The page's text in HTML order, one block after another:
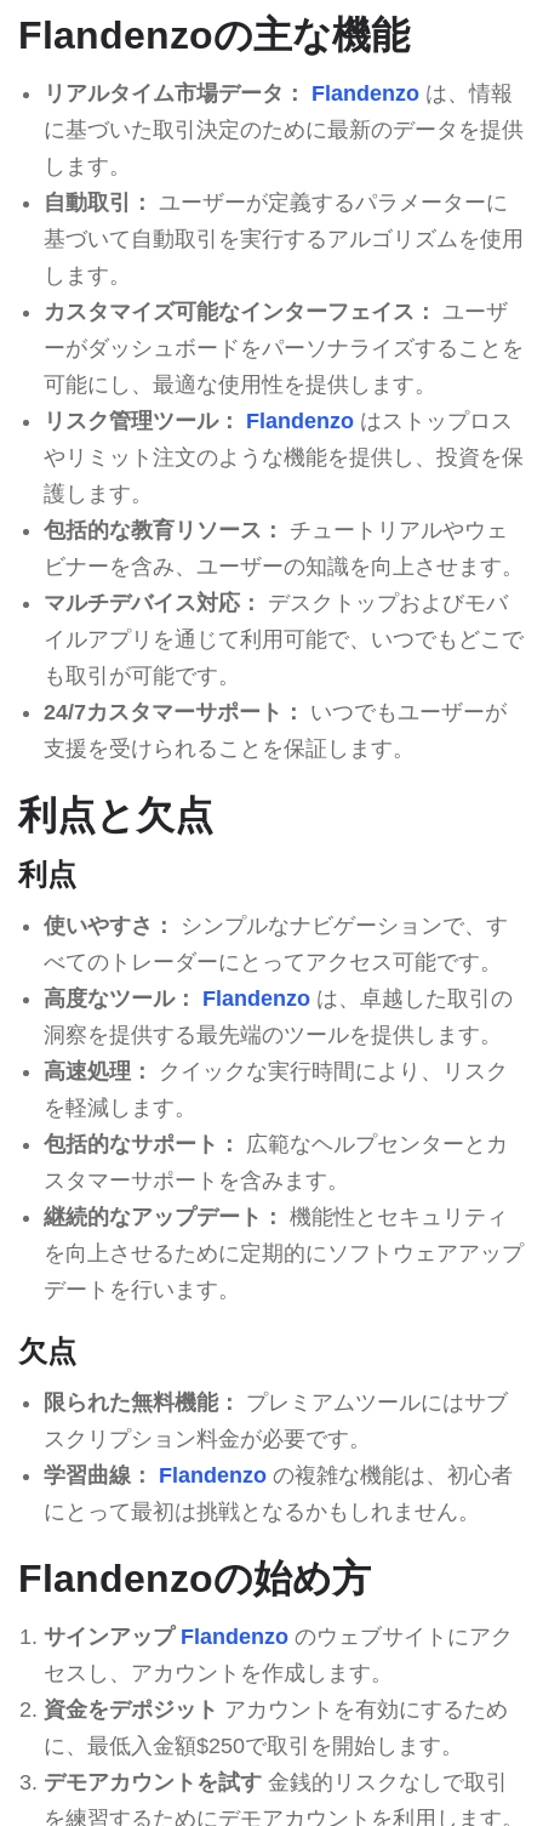
Flandenzoの主な機能
リアルタイム市場データ： Flandenzoは、情報
に基づいた取引決定のために最新のデータを提供
します。
自動取引：
ユーザーが定義するパラメーターに
基づいて自動取引を実行するアルゴリズムを使用
します。
カスタマイズ可能なインターフェイス：
ユーザ
ーがダッシュボードをパーソナライズすることを
可能にし、最適な使用性を提供します。
リスク管理ツール：
Flandenzoはストップロス
やリミット注文のような機能を提供し、投資を保
護します。
包括的な教育リソース：
チュートリアルやウェ
ビナーを含み、ユーザーの知識を向上させます。
マルチデバイス対応：
デスクトップおよびモバ
イルアプリを通じて利用可能で、いつでもどこで
も取引が可能です。
24/7カスタマーサポート：
いつでもユーザーが
支援を受けられることを保証します。
利点と欠点
利点
使いやすさ：
シンプルなナビゲーションで、す
べてのトレーダーにとってアクセス可能です。
高度なツール：
Flandenzoは、卓越した取引の
洞察を提供する最先端のツールを提供します。
高速処理：
クイックな実行時間により、リスク
を軽減します。
包括的なサポート：
広範なヘルプセンターとカ
スタマーサポートを含みます。
継続的なアップデート： 機能性とセキュリティ
を向上させるために定期的にソフトウェアアップ
デートを行います。
欠点
限られた無料機能：
プレミアムツールにはサブ
スクリプション料金が必要です。
学習曲線：
Flandenzoの複雑な機能は、初心者
にとって最初は挑戦となるかもしれません。
Flandenzoの始め方
サインアップ Flandenzoのウェブサイトにアク
セスし、アカウントを作成します。
資金をデポジット アカウントを有効にするため
に、最低入金額$250で取引を開始します。
デモアカウントを試す金銭的リスクなしで取引
を練習するためにデモアカウントを利用します。